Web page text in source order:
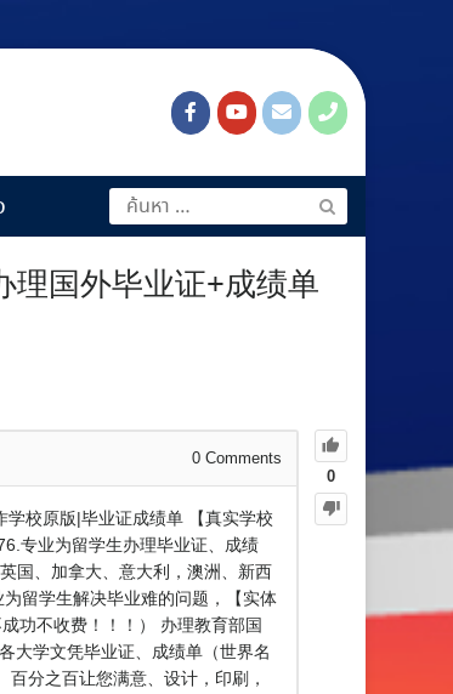
国外毕业证+成绩单
0
0 Comments
校原版|毕业证成绩单 【真实学校
专业为留学生办理毕业证、成绩
国、加拿大、意大利，澳洲、新西
留学生解决毕业难的问题，【实体
功不收费！！！） 办理教育部国
大学文凭毕业证、成绩单（世界名
分之百让您满意、设计，印刷，